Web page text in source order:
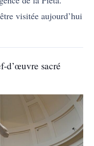
visitée aujourd’hui
d’œuvre sacré